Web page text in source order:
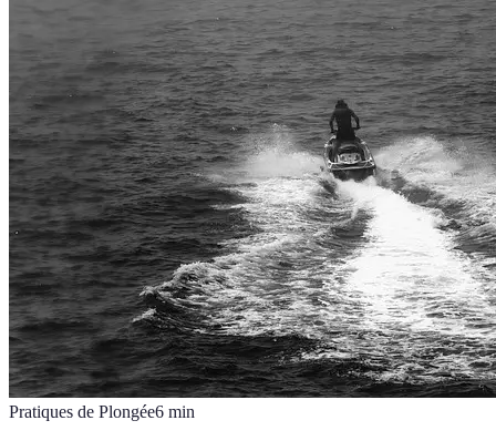
Pratiques de Plongée6 min